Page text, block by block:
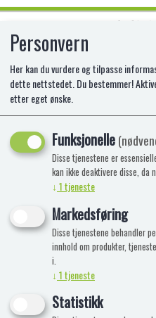
PAW PATROL
THEMED
Personvern
Her kan du vurdere og tilpasse
dette nettstedet. Du bestemmer!
etter eget ønske.
Funksjonelle
Disse tjenestene er
kan ikke deaktivere disse, da
↓ 1tjeneste
Markedsføring
Disse tjenestene behandler
innhold om produkter,
i.
↓ 1tjeneste
Statistikk